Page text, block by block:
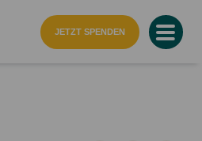
JETZT SPENDEN